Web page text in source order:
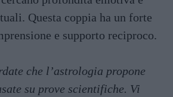
Questa coppia ha un forte
e supporto reciproco.
che l’astrologia propone
su prove scientifiche. Vi